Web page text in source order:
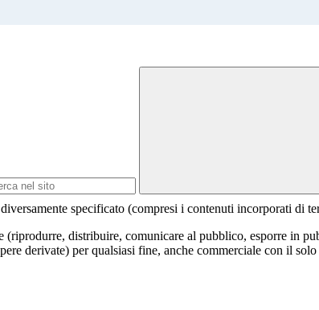
specificato (compresi i contenuti incorporati
distribuire, comunicare al pubblico, esporre in
derivate) per qualsiasi fine, anche commerciale con il